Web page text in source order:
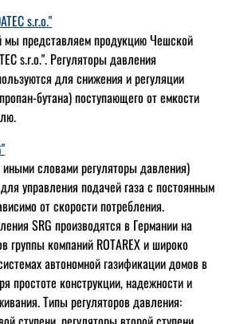
s.r.o."
мы представляем продукцию Чешской
s.r.o.". Регуляторы давления
для снижения и регуляции
бутана) поступающего от емкости
словами регуляторы давления)
управления подачей газа с постоянным
от скорости потребления.
SRG производятся в Германии на
группы компаний ROTAREX и широко
автономной газификации домов в
простоте конструкции, надежности и
Типы регуляторов давления: